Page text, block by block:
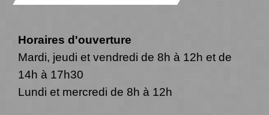
Horaires d'ouverture
Mardi, jeudi et vendredi de 8h à 12h et de
14h à 17h30
Lundi et mercredi de 8h à 12h